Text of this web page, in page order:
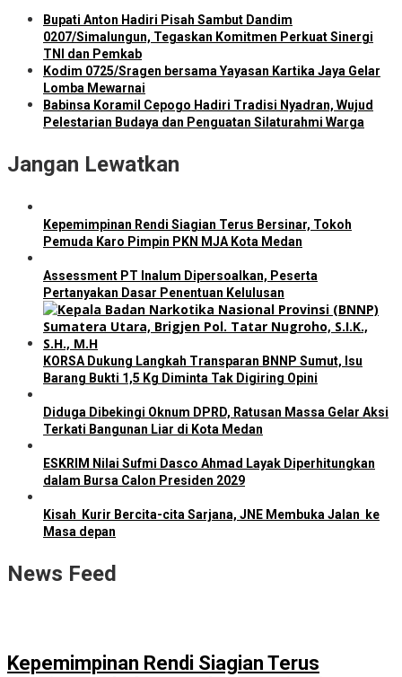
Bupati Anton Hadiri Pisah Sambut Dandim
0207/Simalungun, Tegaskan Komitmen Perkuat Sinergi
TNI dan Pemkab
Kodim 0725/Sragen bersama Yayasan Kartika Jaya Gelar
Lomba Mewarnai
Babinsa Koramil Cepogo Hadiri Tradisi Nyadran, Wujud
Pelestarian Budaya dan Penguatan Silaturahmi Warga
Jangan Lewatkan
Kepemimpinan Rendi Siagian Terus Bersinar, Tokoh
Pemuda Karo Pimpin PKN MJA Kota Medan
Assessment PT Inalum Dipersoalkan, Peserta
Pertanyakan Dasar Penentuan Kelulusan
KORSA Dukung Langkah Transparan BNNP Sumut, Isu
Barang Bukti 1,5 Kg Diminta Tak Digiring Opini
Diduga Dibekingi Oknum DPRD, Ratusan Massa Gelar Aksi
Terkati Bangunan Liar di Kota Medan
ESKRIM Nilai Sufmi Dasco Ahmad Layak Diperhitungkan
dalam Bursa Calon Presiden 2029
Kisah Kurir Bercita-cita Sarjana, JNE Membuka Jalan ke
Masa depan
News Feed
Kepemimpinan Rendi Siagian Terus